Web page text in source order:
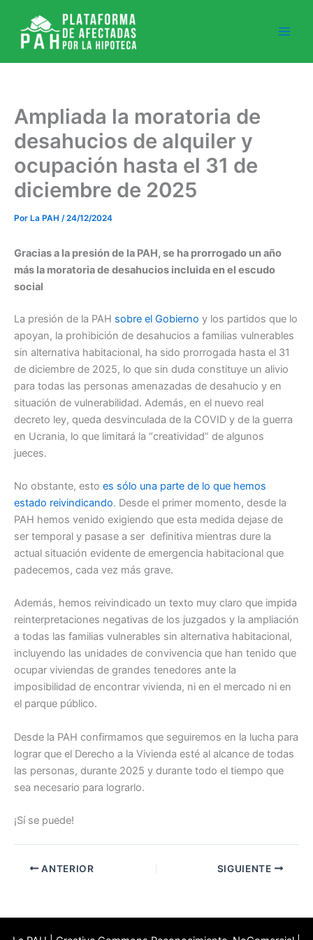
contenido
Ampliada la moratoria de
desahucios de alquiler y
ocupación hasta el 31 de
diciembre de 2025
Por La PAH /24/12/2024
Gracias a la presión de la PAH, se ha prorrogado un año
más la moratoria de desahucios incluida en el escudo
social
La presión de la PAH sobre el Gobierno y los partidos que lo
apoyan, la prohibición de desahucios a familias vulnerables
sin alternativa habitacional, ha sido prorrogada hasta el 31
de diciembre de 2025, lo que sin duda constituye un alivio
para todas las personas amenazadas de desahucio y en
situación de vulnerabilidad. Además, en el nuevo real
decreto ley, queda desvinculada de la COVID y de la guerra
en Ucrania, lo que limitará la “creatividad” de algunos
jueces.
No obstante, esto es sólo una parte de lo que hemos
estado reivindicando. Desde el primer momento, desde la
PAH hemos venido exigiendo que esta medida dejase de
ser temporal y pasase a ser definitiva mientras dure la
actual situación evidente de emergencia habitacional que
padecemos, cada vez más grave.
Además, hemos reivindicado un texto muy claro que impida
reinterpretaciones negativas de los juzgados y la ampliación
a todas las familias vulnerables sin alternativa habitacional,
incluyendo las unidades de convivencia que han tenido que
ocupar viviendas de grandes tenedores ante la
imposibilidad de encontrar vivienda, ni en el mercado ni en
el parque público.
Desde la PAH confirmamos que seguiremos en la lucha para
lograr que el Derecho a la Vivienda esté al alcance de todas
las personas, durante 2025 y durante todo el tiempo que
sea necesario para lograrlo.
¡Sí se puede!
ANTERIOR SIGUIENTE